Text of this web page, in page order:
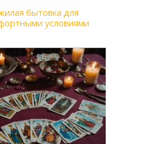
бытовка для
условиями